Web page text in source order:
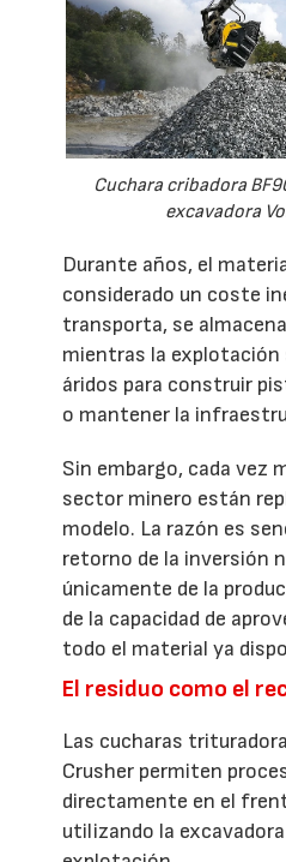
Cuchara cribadora
excavadora
Durante años, el
considerado un coste
transporta, se
mientras la explotación
áridos para construir
o mantener la
Sin embargo, cada vez
sector minero están
modelo. La razón es
retorno de la inversión
únicamente de la
de la capacidad de
todo el material ya
El residuo como el
Las cucharas
Crusher permiten
directamente en el
utilizando la